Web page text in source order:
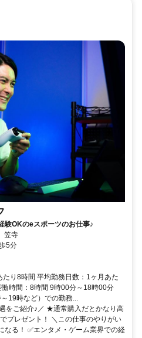
OKのeスポーツのお仕事♪
笠寺
5分
り8時間 平均勤務日数：1ヶ月あた
時間：8時間 9時00分～18時00分
19時など）での勤務...
をご紹介♪／ ★通常購入だとかなり高
プレゼント！ ＼この仕事のやりがい
なる！ ✅エンタメ・ゲーム業界での経